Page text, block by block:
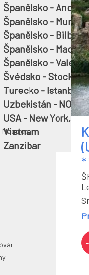
Španělsko -
Španělsko - Murcia
Španělsko - Bilbao
Španělsko - Madrid
Španělsko -
Švédsko -
Turecko - Istanbul
Uzbekistán -
USA - New York,
Vietnam
Zanzibar
Maggiore
*